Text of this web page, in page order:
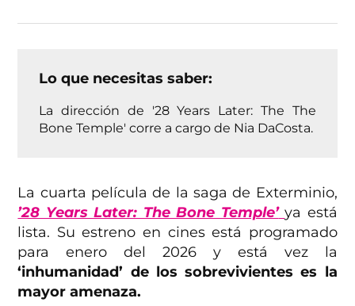
Lo que necesitas saber:
La dirección de '28 Years Later: The The
Bone Temple' corre a cargo de Nia DaCosta​​​.
La cuarta película de la saga de Exterminio,
’28 Years Later: The Bone Temple’ ya está
lista. Su estreno en cines está programado
para enero del 2026 y está vez la
‘inhumanidad’ de los sobrevivientes es la
mayor amenaza.